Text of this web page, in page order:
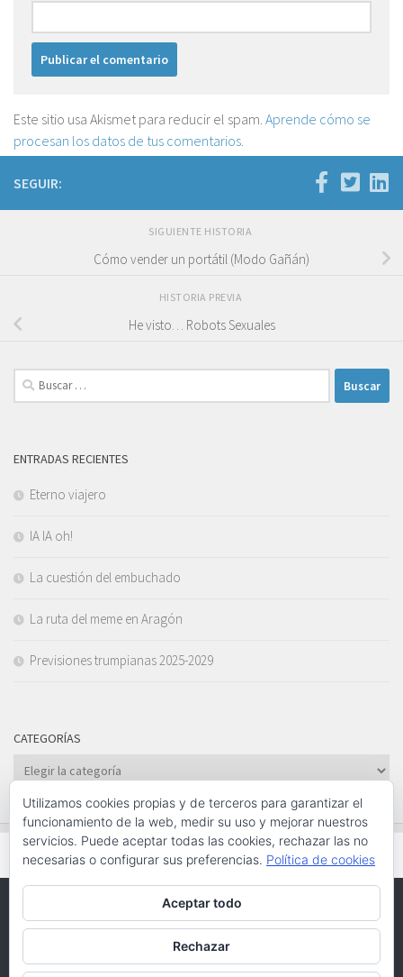
Este sitio usa Akismet para reducir el spam. Aprende cómo se
procesan los datos de tus comentarios.
SEGUIR:
SIGUIENTE HISTORIA
Cómo vender un portátil (Modo Gañán)
HISTORIA PREVIA
He visto… Robots Sexuales
Buscar:
ENTRADAS RECIENTES
Eterno viajero
IA IA oh!
La cuestión del embuchado
La ruta del meme en Aragón
Previsiones trumpianas 2025-2029
CATEGORÍAS
Categorías
- Diseñado con el
Utilizamos cookies propias y de terceros para garantizar el
funcionamiento de la web, medir su uso y mejorar nuestros
servicios. Puede aceptar todas las cookies, rechazar las no
necesarias o configurar sus preferencias. Política de cookies
Aceptar todo
Rechazar